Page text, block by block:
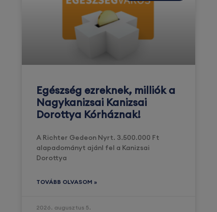
Egészség ezreknek, milliók a
Nagykanizsai Kanizsai
Dorottya Kórháznak!
A Richter Gedeon Nyrt. 3.500.000 Ft
alapadományt ajánl fel a Kanizsai
Dorottya
TOVÁBB OLVASOM »
2026. augusztus 5.